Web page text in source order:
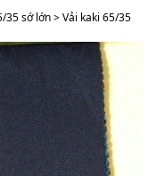
35 sớ lớn> Vải kaki 65/35